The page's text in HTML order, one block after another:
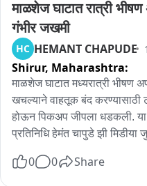
माळशेज घाटात रात्री
गंभीर जखमी
HC HEMANT CHAPUDE
Shirur, Maharashtra:
माळशेज घाटात मध्यरात्री भीषण
खचल्याने वाहतूक बंद करण्यासाठी
होऊन पिकअप जीपला धडकली.
प्रतिनिधि हेमंत चापुडे झी मिडीया
0 0 Share